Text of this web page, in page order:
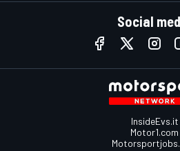
Social
InsideEvs.it
Motor1.com